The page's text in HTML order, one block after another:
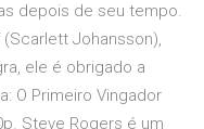
depois de seu tempo.
Johansson),
ele é obrigado a
O Primeiro Vingador
Steve Rogers é um